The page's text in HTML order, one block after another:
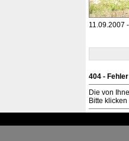
11.09.2007
404 - Fehler
Die von
Bitte